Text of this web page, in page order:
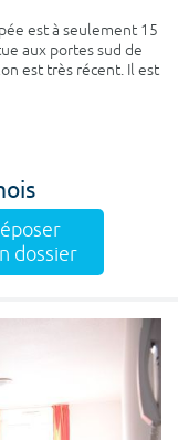
est à seulement 15
aux portes sud de
est très récent. Il est
dossier